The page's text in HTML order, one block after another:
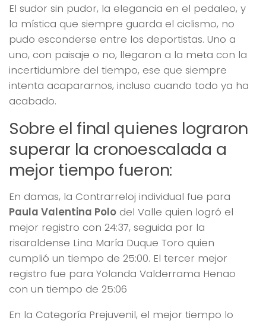
El sudor sin pudor, la elegancia en el pedaleo, y
la mística que siempre guarda el ciclismo, no
pudo esconderse entre los deportistas. Uno a
uno, con paisaje o no, llegaron a la meta con la
incertidumbre del tiempo, ese que siempre
intenta acapararnos, incluso cuando todo ya ha
acabado.
Sobre el final quienes lograron
superar la cronoescalada a
mejor tiempo fueron:
En damas, la Contrarreloj individual fue para
Paula Valentina Polo del Valle quien logró el
mejor registro con 24:37, seguida por la
risaraldense Lina María Duque Toro quien
cumplió un tiempo de 25:00. El tercer mejor
registro fue para Yolanda Valderrama Henao
con un tiempo de 25:06
En la Categoría Prejuvenil, el mejor tiempo lo